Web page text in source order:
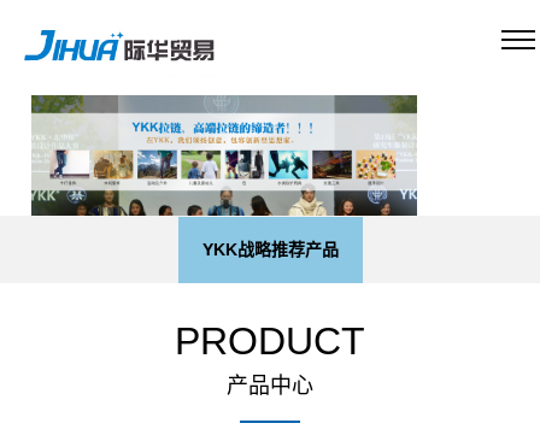
YKK战略推荐产品
PRODUCT
产品中心